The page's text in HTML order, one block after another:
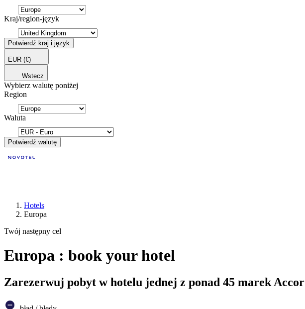
Kraj/region-język
Potwierdź kraj i język
EUR (€)
Wstecz
Wybierz walutę poniżej
Region
Waluta
Potwierdź walutę
Hotels
Europa
Twój następny cel
Europa : book your hotel
Zarezerwuj pobyt w hotelu jednej z ponad 45 marek Accor